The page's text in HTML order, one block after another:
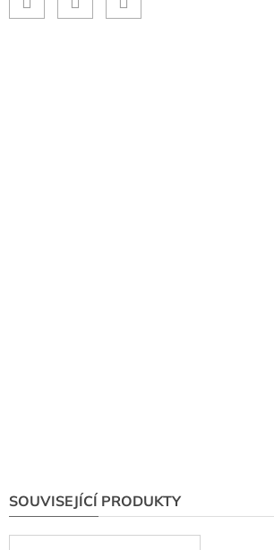
SOUVISEJÍCÍ PRODUKTY